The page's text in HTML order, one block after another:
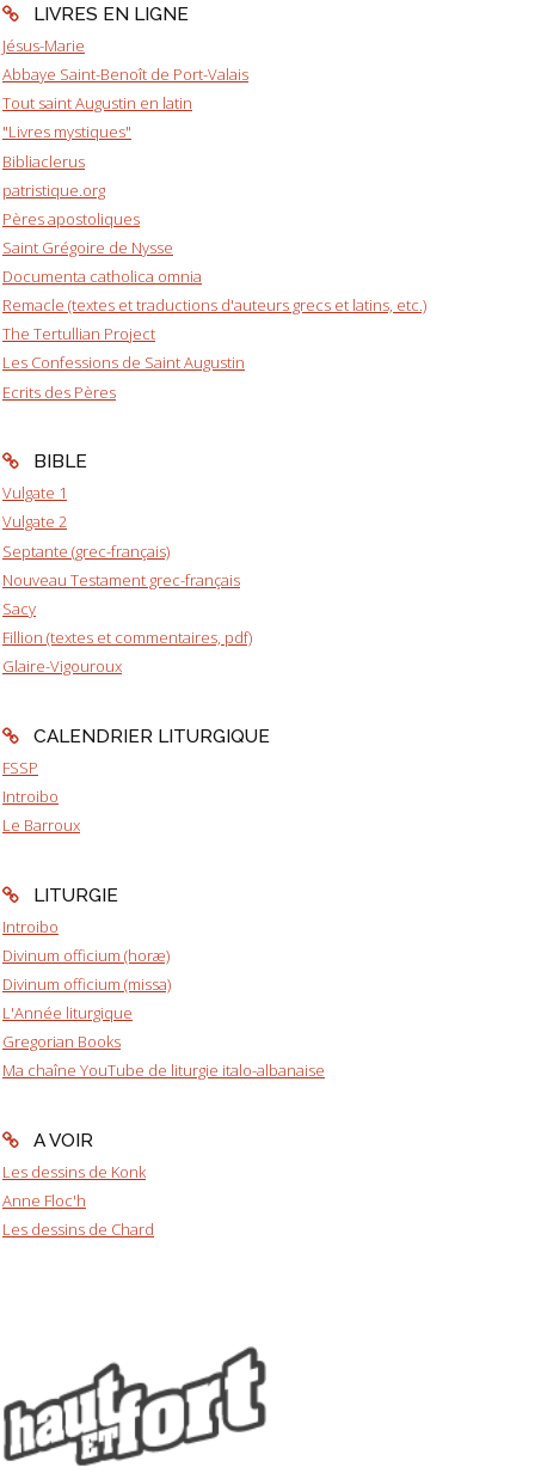
LIVRES EN LIGNE
Jésus-Marie
Abbaye Saint-Benoît de Port-Valais
Tout saint Augustin en latin
"Livres mystiques"
Bibliaclerus
patristique.org
Pères apostoliques
Saint Grégoire de Nysse
Documenta catholica omnia
Remacle (textes et traductions d'auteurs grecs et latins, etc.)
The Tertullian Project
Les Confessions de Saint Augustin
Ecrits des Pères
BIBLE
Vulgate 1
Vulgate 2
Septante (grec-français)
Nouveau Testament grec-français
Sacy
Fillion (textes et commentaires, pdf)
Glaire-Vigouroux
CALENDRIER LITURGIQUE
FSSP
Introibo
Le Barroux
LITURGIE
Introibo
Divinum officium (horæ)
Divinum officium (missa)
L'Année liturgique
Gregorian Books
Ma chaîne YouTube de liturgie italo-albanaise
A VOIR
Les dessins de Konk
Anne Floc'h
Les dessins de Chard